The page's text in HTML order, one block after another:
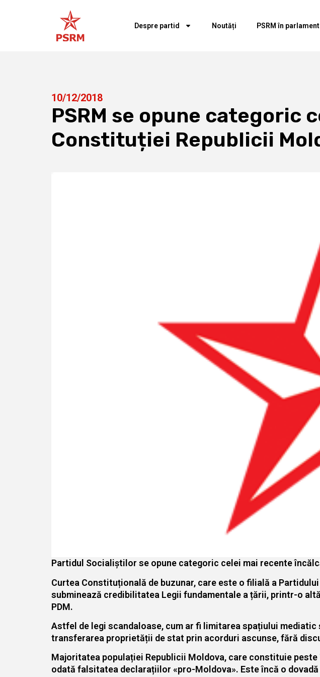
Despre partid Noutăți PSRM în parlament
10/12/2018
PSRM se opune categoric
Constituției Republicii
Partidul Socialiștilor se opune categoric celei mai recente
Curtea Constituțională de buzunar, care este o filială a
subminează credibilitatea Legii fundamentale a țării, printr-o
PDM.
Astfel de legi scandaloase, cum ar fi limitarea spațiului
transferarea proprietății de stat prin acorduri ascunse, fără
Majoritatea populației Republicii Moldova, care constituie
odată falsitatea declarațiilor «pro-Moldova». Este încă o